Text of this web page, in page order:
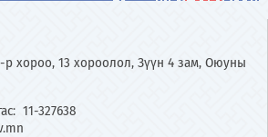
р хороо, 13 хороолол, Зүүн 4 зам, Оюуны
11-327638